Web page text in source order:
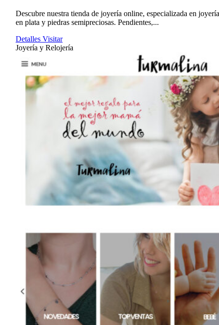
Descubre nuestra tienda de joyería online, especializada en joyería
en plata y piedras semipreciosas. Pendientes,...
Detalles Visitar
Joyería y Relojería